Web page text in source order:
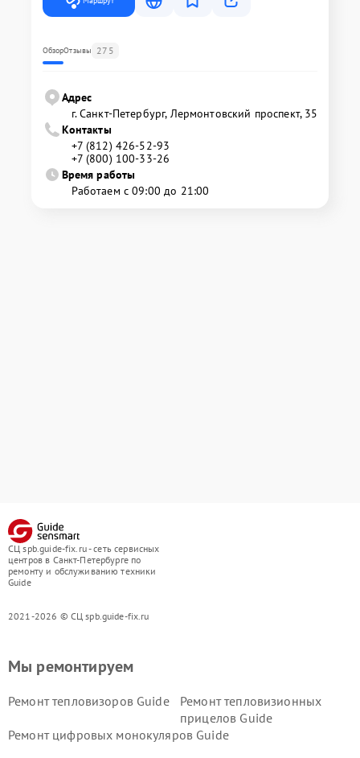
ОбзорОтзывы 275
Адрес
г. Санкт-Петербург, Лермонтовский проспект, 35
Контакты
+7 (812) 426-52-93
+7 (800) 100-33-26
Время работы
Работаем с 09:00 до 21:00
СЦ spb.guide-fix.ru - сеть сервисных
центров в Санкт-Петербурге по
ремонту и обслуживанию техники
Guide
2021-2026 © СЦ spb.guide-fix.ru
Мы ремонтируем
Ремонт тепловизоров Guide
Ремонт тепловизионных
прицелов Guide
Ремонт цифровых монокуляров Guide